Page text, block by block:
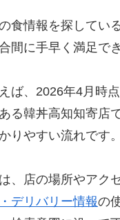
食情報を探してい
間に手早く満足で
ば、2026年4月時
る韓丼高知知寄店
りやすい流れです。
、店の場所やアク
デリバリー情報の